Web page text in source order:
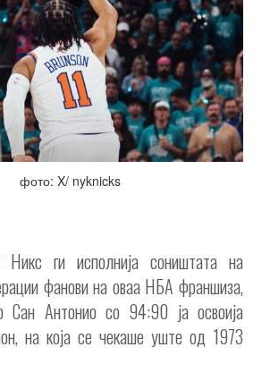
фото: X/ nyknicks
Никс ги исполнија соништата на
фанови на оваа НБА франшиза,
Антонио со 94:90 ја освоија
на која се чекаше уште од 1973